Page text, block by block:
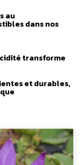
au
dans nos
transforme
et durables,